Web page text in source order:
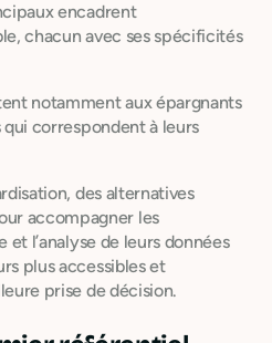
encadrent
chacun avec ses spécificités
notamment aux épargnants
correspondent à leurs
des alternatives
accompagner les
l’analyse de leurs données
plus accessibles et
prise de décision.